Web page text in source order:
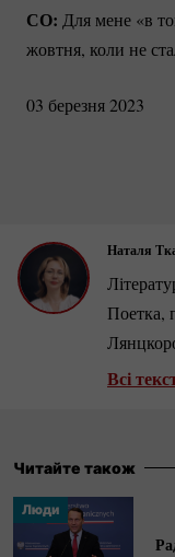
СО: Для мене «в
жовтня, коли не
03 березня 2023
Наталя
Поетка,
2024
Всі
Читайте також
Люди